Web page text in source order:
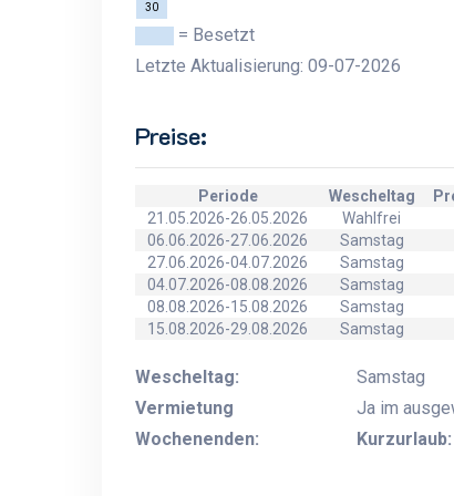
30
= Besetzt
Letzte Aktualisierung: 09-07-2026
Preise:
Periode Wescheltag
21.05.2026-26.05.2026
Wahlfrei
06.06.2026-27.06.2026
Samstag
27.06.2026-04.07.2026
Samstag
04.07.2026-08.08.2026
Samstag
08.08.2026-15.08.2026
Samstag
15.08.2026-29.08.2026
Samstag
Wescheltag:
Samstag
Vermietung
Wochenenden:
Ja im
Kurzurlaub: